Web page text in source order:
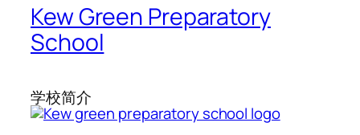
Kew Green Preparatory
School
学校简介